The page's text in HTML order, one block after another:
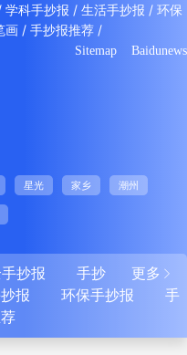
学科手抄报 / 生活手抄报 / 环保
画 / 手抄报推荐 /
Sitemap Baidunews
星光 家乡 潮州
更多 
抄报
手抄
报 环保手抄报
手